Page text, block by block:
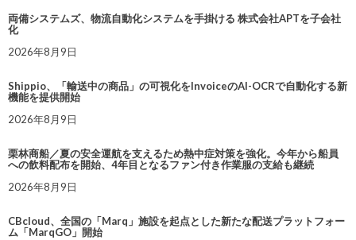
両備システムズ、物流自動化システムを手掛ける 株式会社APTを子会社
化
2026年8月9日
Shippio、「輸送中の商品」の可視化をInvoiceのAI-OCRで自動化する新
機能を提供開始
2026年8月9日
栗林商船／夏の安全運航を支えるため熱中症対策を強化。今年から船員
への飲料配布を開始、4年目となるファン付き作業服の支給も継続
2026年8月9日
CBcloud、全国の「Marq」施設を起点とした新たな配送プラットフォー
ム「MarqGO」開始